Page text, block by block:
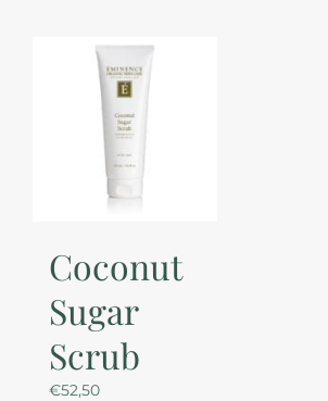
Coconut
Sugar
Scrub
€52,50